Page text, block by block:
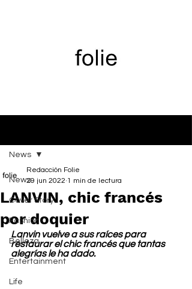
News
Cover Story
Fashion
Belleza
Entertainment
Life
News
LANVIN, chic francés
por doquier
Redacción Folie
29 jun 2022 1 min de lectura
Lanvin vuelve a sus raíces para
restaurar el chic francés que tantas
alegrías le ha dado.